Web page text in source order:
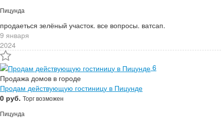
Пицунда
продаеться зелёный участок. все вопросы. ватсап.
9 января
2024
6
Продажа домов в городе
Продам действующую гостиницу в Пицунде
0 руб. Торг возможен
Пицунда